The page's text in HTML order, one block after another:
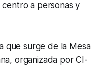
a personas y
que surge de la Mesa
organizada por CI-